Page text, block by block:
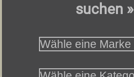
suchen »